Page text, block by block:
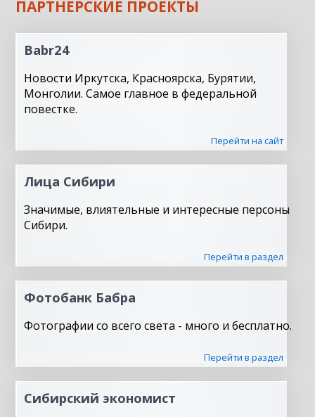
ПАРТНЕРСКИЕ ПРОЕКТЫ
Babr24
Новости Иркутска, Красноярска, Бурятии,
Монголии. Самое главное в федеральной
повестке.
Перейти на сайт
Лица Сибири
Значимые, влиятельные и интересные персоны
Сибири.
Перейти в раздел
Фотобанк Бабра
Фотографии со всего света - много и бесплатно.
Перейти в раздел
Сибирский экономист